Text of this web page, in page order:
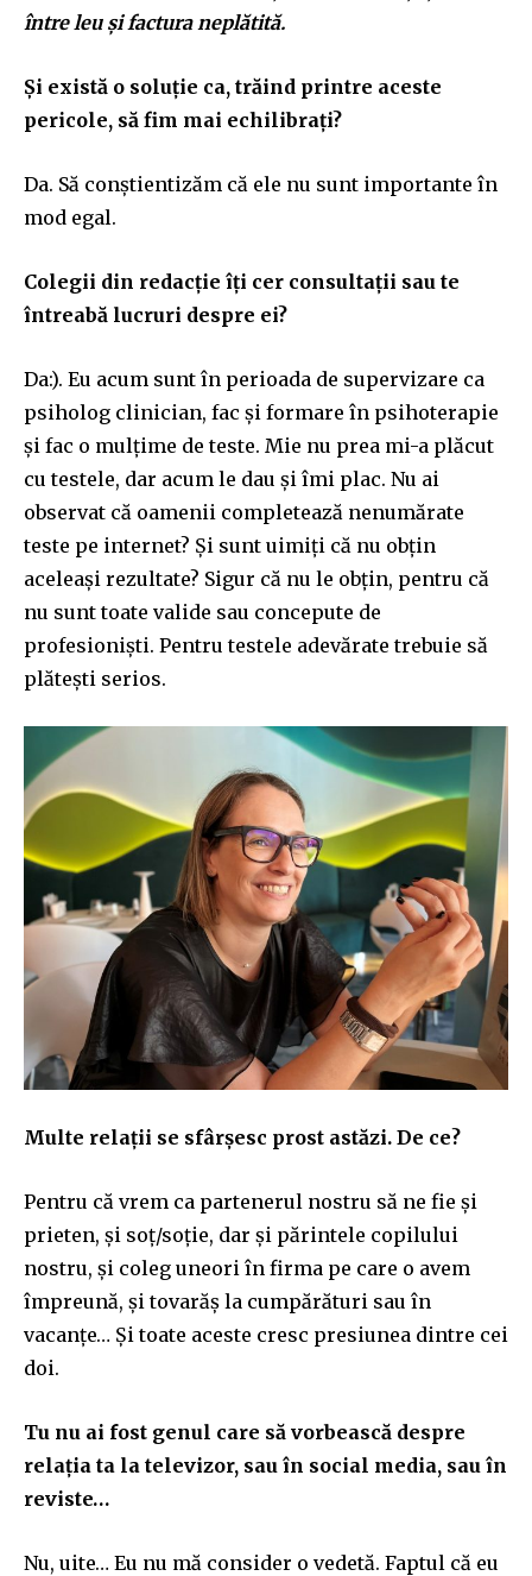
între leu și factura neplătită.
Și există o soluție ca, trăind printre aceste
pericole, să fim mai echilibrați?
Da. Să conștientizăm că ele nu sunt importante în
mod egal.
Colegii din redacție îți cer consultații sau te
întreabă lucruri despre ei?
Da:). Eu acum sunt în perioada de supervizare ca
psiholog clinician, fac și formare în psihoterapie
și fac o mulțime de teste. Mie nu prea mi-a plăcut
cu testele, dar acum le dau și îmi plac. Nu ai
observat că oamenii completează nenumărate
teste pe internet? Și sunt uimiți că nu obțin
aceleași rezultate? Sigur că nu le obțin, pentru că
nu sunt toate valide sau concepute de
profesioniști. Pentru testele adevărate trebuie să
plătești serios.
Multe relații se sfârșesc prost astăzi. De ce?
Pentru că vrem ca partenerul nostru să ne fie și
prieten, și soț/soție, dar și părintele copilului
nostru, și coleg uneori în firma pe care o avem
împreună, și tovarăș la cumpărături sau în
vacanțe… Și toate aceste cresc presiunea dintre cei
doi.
Tu nu ai fost genul care să vorbească despre
relația ta la televizor, sau în social media, sau în
reviste…
Nu, uite… Eu nu mă consider o vedetă. Faptul că eu